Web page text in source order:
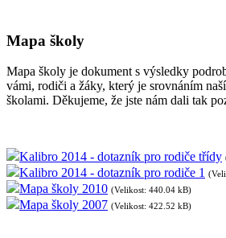
Mapa školy
Mapa školy je dokument s výsledky
vámi, rodiči a žáky, který je srovnáním
školami. Děkujeme, že jste nám dali tak
Kalibro 2014 - dotazník pro rodiče třídy
Kalibro 2014 - dotazník pro rodiče 1
Mapa školy 2010 (Velikost: 440.04 kB)
Mapa školy 2007 (Velikost: 422.52 kB)